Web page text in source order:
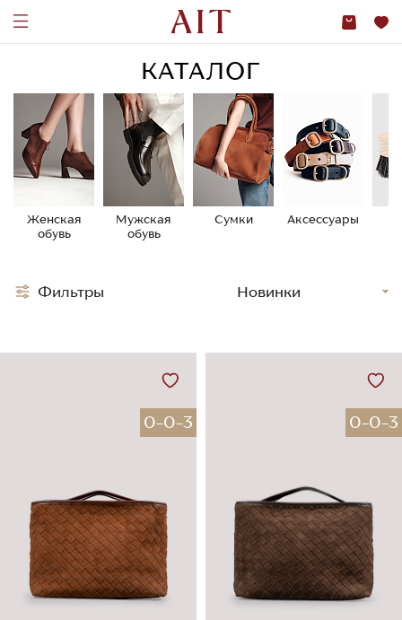
КАТАЛОГ
Женская
обувь
Мужская
обувь
Сумки Аксессуары
0-0-3 0-0-3
Фильтры